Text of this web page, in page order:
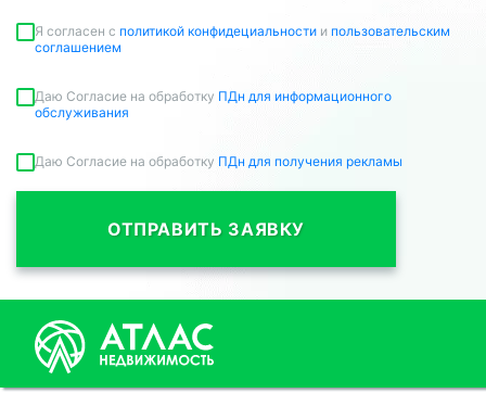
Я согласен c политикой конфидециальности и пользовательским
соглашением
Даю Согласие на обработку ПДн для информационного
обслуживания
Даю Согласие на обработку ПДн для получения рекламы
ОТПРАВИТЬ ЗАЯВКУ